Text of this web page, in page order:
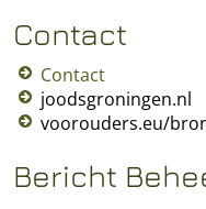
Contact
Contact
joodsgroningen.nl
voorouders.eu/
Bericht